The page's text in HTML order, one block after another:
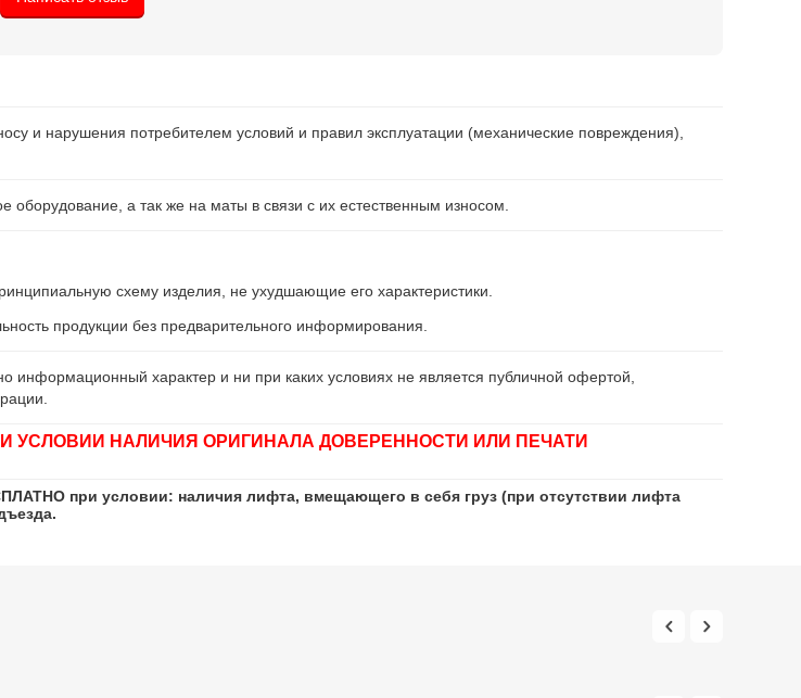
и нарушения потребителем условий и правил эксплуатации (механические повреждения),
оборудование, а так же на маты в связи с их естественным износом.
схему изделия, не ухудшающие его характеристики.
продукции без предварительного информирования.
характер и ни при каких условиях не является публичной офертой,
УСЛОВИИ НАЛИЧИЯ ОРИГИНАЛА ДОВЕРЕННОСТИ ИЛИ ПЕЧАТИ
при условии: наличия лифта, вмещающего в себя груз (при отсутствии лифта